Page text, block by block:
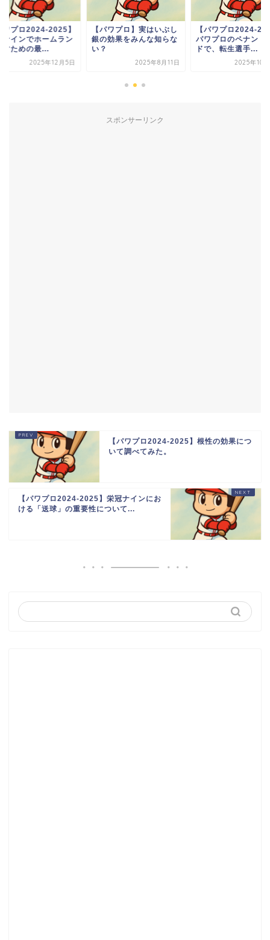
ワプロ2024-2025】
ナインでホームラン
すための最...
2025年12月5日
【パワプロ】実はいぶし
銀の効果をみんな知らな
い？
2025年8月11日
【パワプロ2024-
パワプロのペナント
ドで、転生選手...
2025年10
スポンサーリンク
【パワプロ2024-2025】根性の効果につ
いて調べてみた。
【パワプロ2024-2025】栄冠ナインにお
ける「送球」の重要性について...